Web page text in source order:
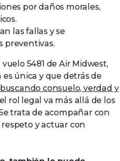
por daños morales,
las fallas y se
preventivas.
5481 de Air Midwest,
única y que detrás de
buscando consuelo, verdad y
rol legal va más allá de los
trata de acompañar con
y actuar con